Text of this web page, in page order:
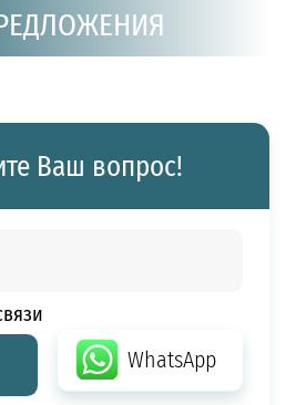
Ваш вопрос!
WhatsApp